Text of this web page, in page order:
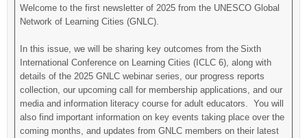
Welcome to the first newsletter of 2025 from the UNESCO Global
Network of Learning Cities (GNLC).
In this issue, we will be sharing key outcomes from the Sixth
International Conference on Learning Cities (ICLC 6), along with
details of the 2025 GNLC webinar series, our progress reports
collection, our upcoming call for membership applications, and our
media and information literacy course for adult educators. You will
also find important information on key events taking place over the
coming months, and updates from GNLC members on their latest